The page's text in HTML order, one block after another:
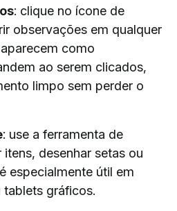
: clique no ícone de
observações em qualquer
como
ao serem clicados,
limpo sem perder o
: use a ferramenta de
desenhar setas ou
especialmente útil em
gráficos.